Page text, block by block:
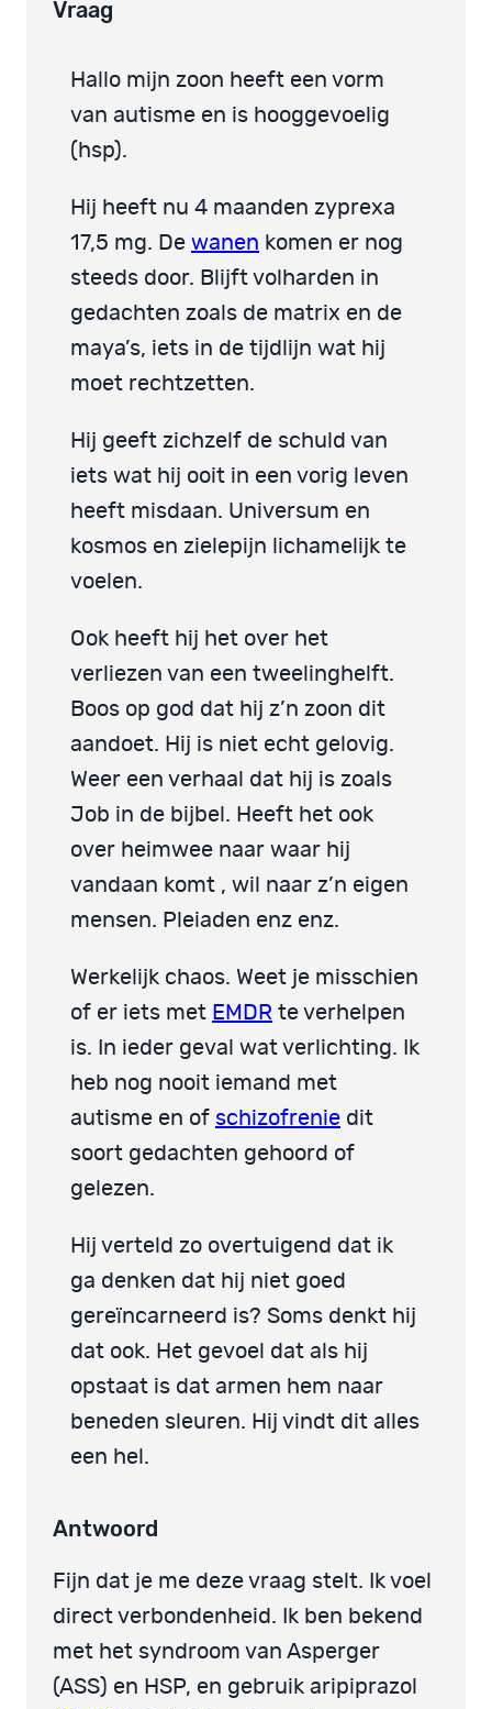
Vraag
Hallo mijn zoon heeft een vorm
van autisme en is hooggevoelig
(hsp).
Hij heeft nu 4 maanden zyprexa
17,5 mg. De wanen komen er nog
steeds door. Blijft volharden in
gedachten zoals de matrix en de
maya’s, iets in de tijdlijn wat hij
moet rechtzetten.
Hij geeft zichzelf de schuld van
iets wat hij ooit in een vorig leven
heeft misdaan. Universum en
kosmos en zielepijn lichamelijk te
voelen.
Ook heeft hij het over het
verliezen van een tweelinghelft.
Boos op god dat hij z’n zoon dit
aandoet. Hij is niet echt gelovig.
Weer een verhaal dat hij is zoals
Job in de bijbel. Heeft het ook
over heimwee naar waar hij
vandaan komt , wil naar z’n eigen
mensen. Pleiaden enz enz.
Werkelijk chaos. Weet je misschien
of er iets met EMDR te verhelpen
is. In ieder geval wat verlichting. Ik
heb nog nooit iemand met
autisme en of schizofrenie dit
soort gedachten gehoord of
gelezen.
Hij verteld zo overtuigend dat ik
ga denken dat hij niet goed
gereïncarneerd is? Soms denkt hij
dat ook. Het gevoel dat als hij
opstaat is dat armen hem naar
beneden sleuren. Hij vindt dit alles
een hel.
Antwoord
Fijn dat je me deze vraag stelt. Ik voel
direct verbondenheid. Ik ben bekend
met het syndroom van Asperger
(ASS) en HSP, en gebruik aripiprazol